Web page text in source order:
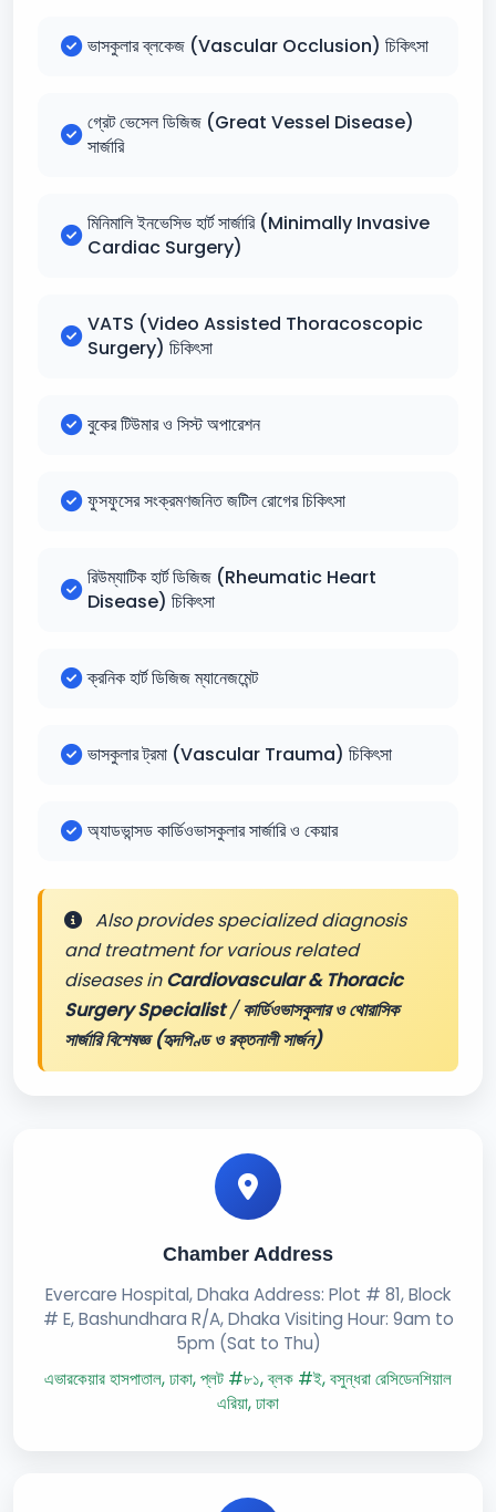
ভাসকুলার ব্লকেজ (Vascular Occlusion) চিকিৎসা
গ্রেট ভেসেল ডিজিজ (Great Vessel Disease)
সার্জারি
মিনিমালি ইনভেসিভ হার্ট সার্জারি (Minimally Invasive
Cardiac Surgery)
VATS (Video Assisted Thoracoscopic
Surgery) চিকিৎসা
বুকের টিউমার ও সিস্ট অপারেশন
ফুসফুসের সংক্রমণজনিত জটিল রোগের চিকিৎসা
রিউম্যাটিক হার্ট ডিজিজ (Rheumatic Heart
Disease) চিকিৎসা
ক্রনিক হার্ট ডিজিজ ম্যানেজমেন্ট
ভাসকুলার ট্রমা (Vascular Trauma) চিকিৎসা
অ্যাডভান্সড কার্ডিওভাসকুলার সার্জারি ও কেয়ার
Also provides specialized diagnosis
and treatment for various related
diseases inCardiovascular & Thoracic
Surgery Specialist/কার্ডিওভাসকুলার ও থোরাসিক
সার্জারি বিশেষজ্ঞ (হৃদপিণ্ড ও রক্তনালী সার্জন)
Chamber Address
Evercare Hospital, Dhaka Address: Plot # 81, Block
# E, Bashundhara R/A, Dhaka Visiting Hour: 9am to
5pm (Sat to Thu)
এভারকেয়ার হাসপাতাল, ঢাকা, প্লট #৮১, ব্লক #ই, বসুন্ধরা রেসিডেনশিয়াল
এরিয়া, ঢাকা